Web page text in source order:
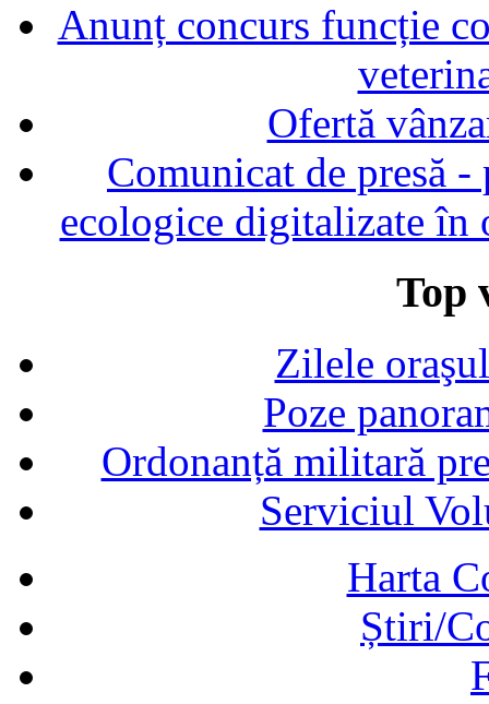
Anunț concurs funcție
Ofertă
Comunicat de presă
ecologice digitalizate în
Top
Zilele
Poze
Ordonanță militară
Serviciul
Harta
Știri/